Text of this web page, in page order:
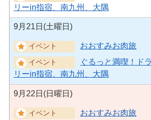
リーin指宿、南九州、大隅
9月21日(土曜日)
おおすみお肉旅
ぐるっと満喫！ド
リーin指宿、南九州、大隅
9月22日(日曜日)
おおすみお肉旅